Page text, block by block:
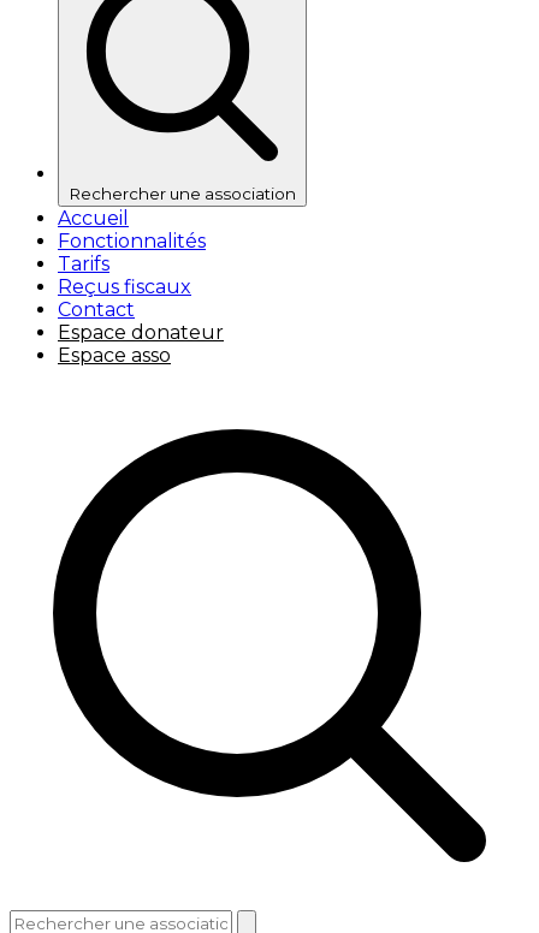
Rechercher une association
Accueil
Fonctionnalités
Tarifs
Reçus fiscaux
Contact
Espace donateur
Espace asso